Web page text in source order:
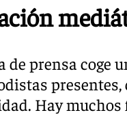
de prensa
Hay muchos